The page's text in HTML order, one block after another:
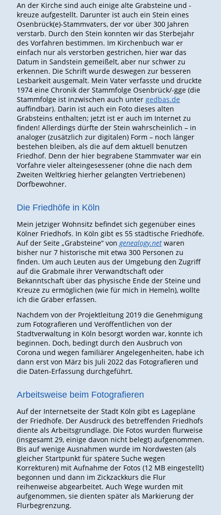
An der Kirche sind auch einige alte Grabsteine und -
kreuze aufgestellt. Darunter ist auch ein Stein eines
Osenbrück(e)-Stammvaters, der vor über 300 Jahren
verstarb. Durch den Stein konnten wir das Sterbejahr
des Vorfahren bestimmen. Im Kirchenbuch war er
einfach nur als verstorben gestrichen, hier war das
Datum in Sandstein gemeißelt, aber nur schwer zu
erkennen. Die Schrift wurde deswegen zur besseren
Lesbarkeit ausgemalt. Mein Vater verfasste und druckte
1974 eine Chronik der Stammfolge Osenbrück/-gge (die
Stammfolge ist inzwischen auch unter gedbas.de
auffindbar). Darin ist auch ein Foto dieses alten
Grabsteins enthalten; jetzt ist er auch im Internet zu
finden! Allerdings dürfte der Stein wahrscheinlich – in
analoger (zusätzlich zur digitalen) Form – noch länger
bestehen bleiben, als die auf dem aktuell benutzen
Friedhof. Denn der hier begrabene Stammvater war ein
Vorfahre vieler alteingesessener (ohne die nach dem
Zweiten Weltkrieg hierher gelangten Vertriebenen)
Dorfbewohner.
Die Friedhöfe in Köln
Mein jetziger Wohnsitz befindet sich gegenüber eines
Kölner Friedhofs. In Köln gibt es 55 städtische Friedhöfe.
Auf der Seite „Grabsteine“ vongenealogy.netwaren
bisher nur 7 historische mit etwa 300 Personen zu
finden. Um auch Leuten aus der Umgebung den Zugriff
auf die Grabmale ihrer Verwandtschaft oder
Bekanntschaft über das physische Ende der Steine und
Kreuze zu ermöglichen (wie für mich in Hemeln), wollte
ich die Gräber erfassen.
Nachdem von der Projektleitung 2019 die Genehmigung
zum Fotografieren und Veröffentlichen von der
Stadtverwaltung in Köln besorgt worden war, konnte ich
beginnen. Doch, bedingt durch den Ausbruch von
Corona und wegen familiärer Angelegenheiten, habe ich
dann erst von März bis Juli 2022 das Fotografieren und
die Daten-Erfassung durchgeführt.
Arbeitsweise beim Fotografieren
Auf der Internetseite der Stadt Köln gibt es Lagepläne
der Friedhöfe. Der Ausdruck des betreffenden Friedhofs
diente als Arbeitsgrundlage. Die Fotos wurden flurweise
(insgesamt 29, einige davon nicht belegt) aufgenommen.
Bis auf wenige Ausnahmen wurde im Nordwesten (als
gleicher Startpunkt für spätere Suche wegen
Korrekturen) mit Aufnahme der Fotos (12 MB eingestellt)
begonnen und dann im Zickzackkurs die Flur
reihenweise abgearbeitet. Auch Wege wurden mit
aufgenommen, sie dienten später als Markierung der
Flurbegrenzung.